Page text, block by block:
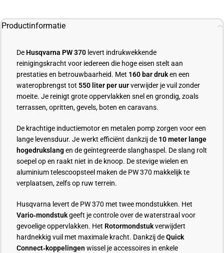
Productinformatie
De Husqvarna PW 370 levert indrukwekkende
reinigingskracht voor iedereen die hoge eisen stelt aan
prestaties en betrouwbaarheid. Met 160 bar druken een
wateropbrengst tot 550 liter per uurverwijder je vuil zonder
moeite. Je reinigt grote oppervlakken snel en grondig, zoals
terrassen, opritten, gevels, boten en caravans.
De krachtige inductiemotor en metalen pomp zorgen voor een
lange levensduur. Je werkt efficiënt dankzij de 10 meter lange
hogedrukslangen de geïntegreerde slanghaspel. De slang rolt
soepel op en raakt niet in de knoop. De stevige wielen en
aluminium telescoopsteel maken de PW 370 makkelijk te
verplaatsen, zelfs op ruw terrein.
Husqvarna levert de PW 370 met twee mondstukken. Het
Vario‑mondstukgeeft je controle over de waterstraal voor
gevoelige oppervlakken. Het Rotormondstukverwijdert
hardnekkig vuil met maximale kracht. Dankzij deQuick
Connect‑koppelingen wissel je accessoires in enkele